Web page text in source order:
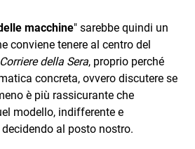
macchine" sarebbe quindi un
conviene tenere al centro del
Corriere della Sera, proprio perché
concreta, ovvero discutere se
è più rassicurante che
modello, indifferente e
al posto nostro.